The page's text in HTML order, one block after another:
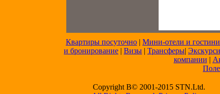
Квартиры посуточно | Мини-отели и
и бронирование | Визы | Трансферы|
компании |
Copyright В© 2001-2015 STN.Ltd.